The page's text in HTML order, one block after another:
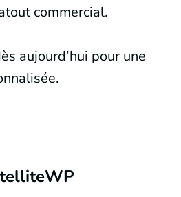
commercial.
aujourd’hui pour une